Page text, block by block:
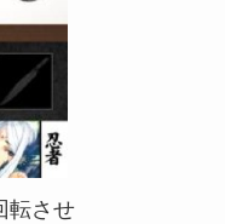
転させ